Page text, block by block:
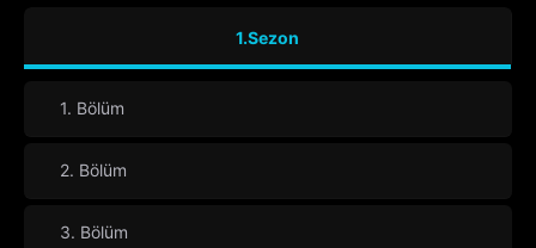
1.Sezon
1. Bölüm
2. Bölüm
3. Bölüm